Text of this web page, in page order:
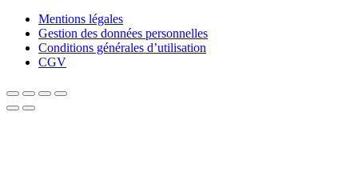
Mentions légales
Gestion des données personnelles
Conditions générales d’utilisation
CGV